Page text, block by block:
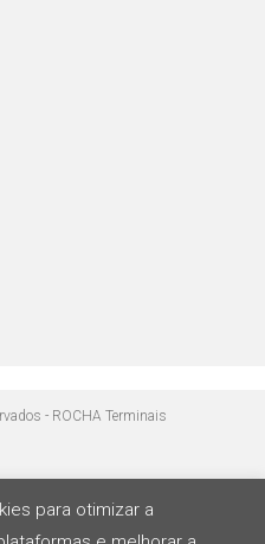
- ROCHA Terminais
para otimizar a